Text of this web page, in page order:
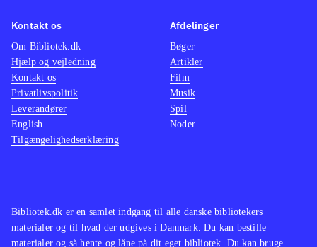
Bibliotek.dk er en samlet indgang til alle danske bibliotekers
materialer og til hvad der udgives i Danmark. Du kan bestille
materialer og så hente og låne på dit eget bibliotek. Du kan bruge
Kontakt os
Om Bibliotek.dk
Hjælp og vejledning
Kontakt os
Privatlivspolitik
Leverandører
English
Tilgængelighedserklæring
Afdelinger
Bøger
Artikler
Film
Musik
Spil
Noder